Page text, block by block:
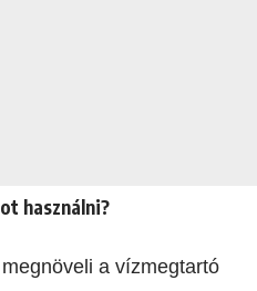
használni?
a vízmegtartó